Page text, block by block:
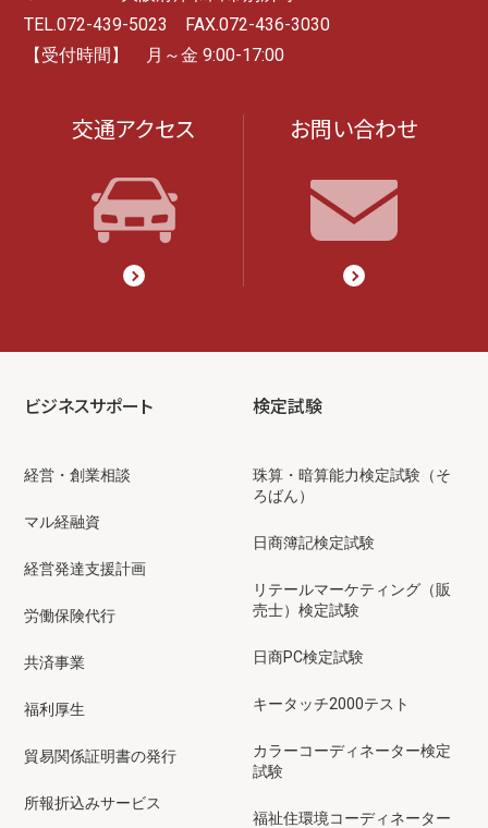
TEL.072-439-5023 FAX.072-436-3030
【受付時間】 月～金 9:00-17:00
交通アクセス お問い合わせ
ビジネスサポート
経営・創業相談
マル経融資
経営発達支援計画
労働保険代行
共済事業
福利厚生
貿易関係証明書の発行
所報折込みサービス
検定試験
珠算・暗算能力検定試験（そ
ろばん）
日商簿記検定試験
リテールマーケティング（販
売士）検定試験
日商PC検定試験
キータッチ2000テスト
カラーコーディネーター検定
試験
福祉住環境コーディネーター